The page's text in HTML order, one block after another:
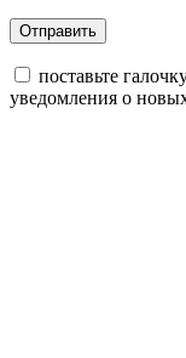
поставьте
уведомления о